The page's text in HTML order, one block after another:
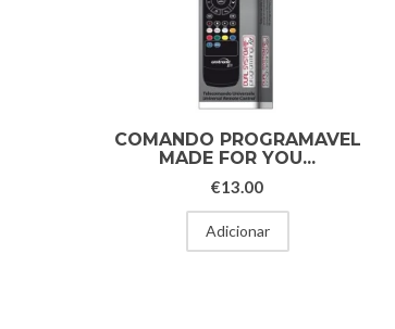
COMANDO PROGRAMAVEL
MADE FOR YOU...
€13.00
Adicionar